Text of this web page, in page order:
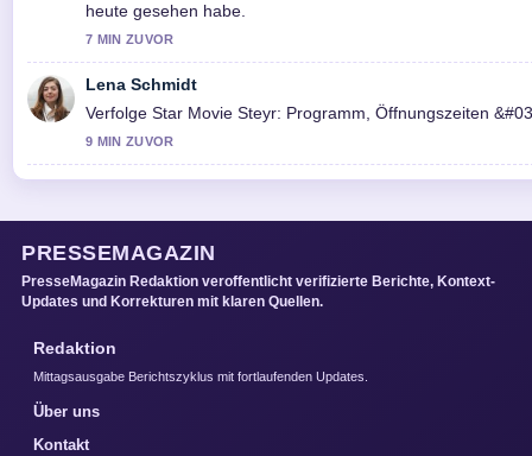
heute gesehen habe.
7 MIN ZUVOR
Lena Schmidt
Verfolge Star Movie Steyr: Programm, Öffnungszeiten
9 MIN ZUVOR
PRESSEMAGAZIN
PresseMagazin Redaktion veroffentlicht verifizierte Berichte, Kontext-
Updates und Korrekturen mit klaren Quellen.
Redaktion
Mittagsausgabe Berichtszyklus mit fortlaufenden Updates.
Über uns
Kontakt